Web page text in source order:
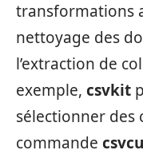
transformations
nettoyage des
l’extraction de
exemple, csvkit
sélectionner des
commande